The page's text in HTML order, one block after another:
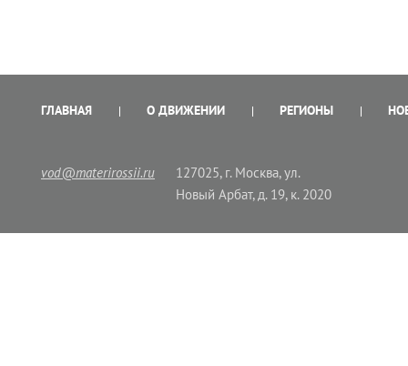
ГЛАВНАЯ О ДВИЖЕНИИ РЕГИОНЫ
vod@materirossii.ru
127025, г. Москва, ул.
Новый Арбат, д. 19, к. 2020